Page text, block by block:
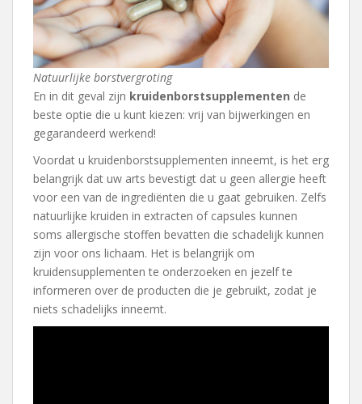
Natuurlijke borstvergroting
En in dit geval zijn kruidenborstsupplementen de
beste optie die u kunt kiezen: vrij van bijwerkingen en
gegarandeerd werkend!
Voordat u kruidenborstsupplementen inneemt, is het erg
belangrijk dat uw arts bevestigt dat u geen allergie heeft
voor een van de ingrediënten die u gaat gebruiken. Zelfs
natuurlijke kruiden in extracten of capsules kunnen
soms allergische stoffen bevatten die schadelijk kunnen
zijn voor ons lichaam. Het is belangrijk om
kruidensupplementen te onderzoeken en jezelf te
informeren over de producten die je gebruikt, zodat je
niets schadelijks inneemt.